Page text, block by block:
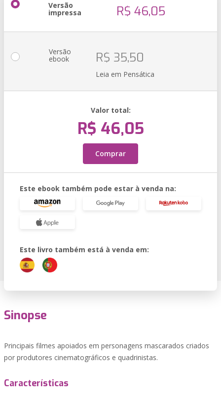
Versão
impressa R$ 46,05
Versão
ebook R$ 35,50
Leia em Pensática
Valor total:
R$ 46,05
Comprar
Este ebook também pode estar à venda na:
Este livro também está à venda em:
Sinopse
Principais filmes apoiados em personagens mascarados criados
por produtores cinematográficos e quadrinistas.
Características